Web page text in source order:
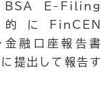
E-Filing
にFinCEN
金融口座報告書
に提出して報告す